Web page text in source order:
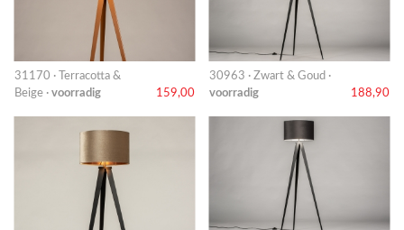
31170 · Terracotta &
Beige · voorradig 159,00
30963 · Zwart & Goud ·
voorradig
188,90